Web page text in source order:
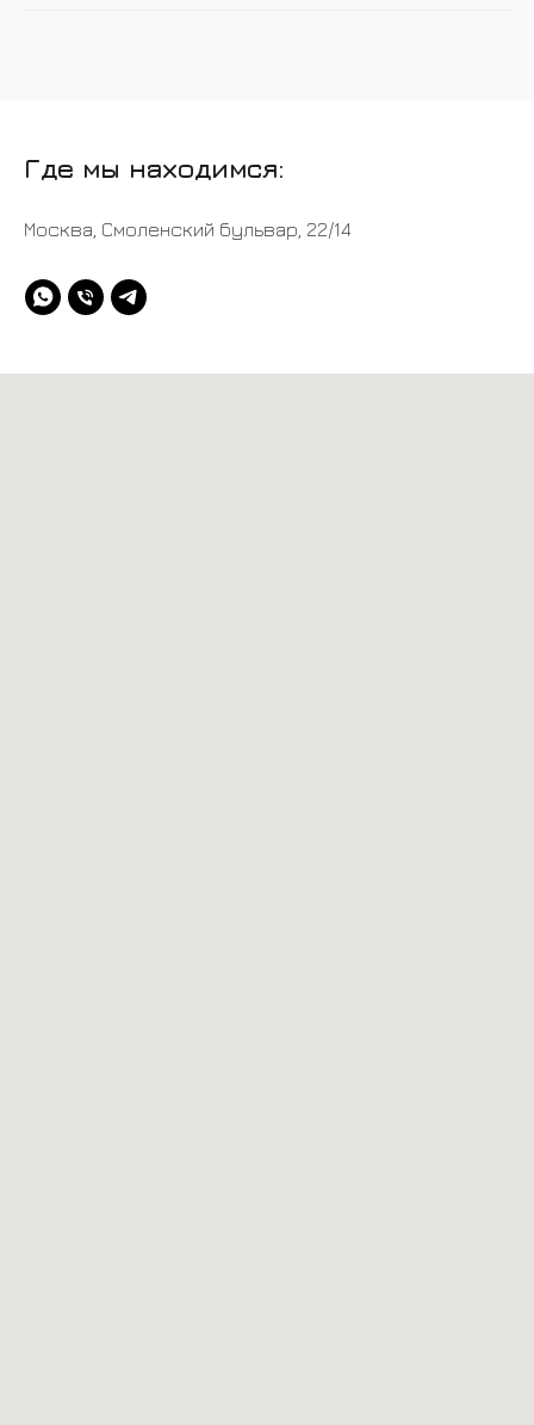
Где мы находимся:
Москва, Смоленский бульвар, 22/14